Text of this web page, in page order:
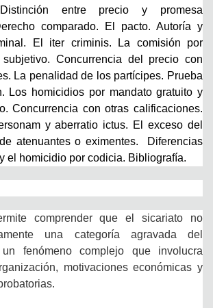
Distinción entre precio y promesa
comparado. El pacto. Autoría y
El iter criminis. La comisión por
Concurrencia del precio con
La penalidad de los partícipes. Prueba
Los homicidios por mandato gratuito y
Concurrencia con otras calificaciones.
y aberratio ictus. El exceso del
atenuantes o eximentes. Diferencias
el homicidio por codicia. Bibliografía.
comprender que el sicariato no
una categoría agravada del
fenómeno complejo que involucra
motivaciones económicas y